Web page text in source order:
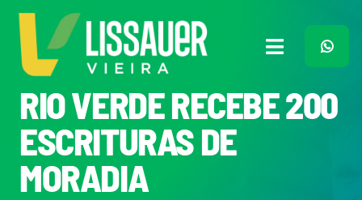
para
conteúdo
Toggle
Home
Plano de Governo
RIO VERDE RECEBE 200
ESCRITURAS DE
MORADIA